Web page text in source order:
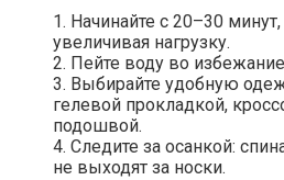
1. Начинайте с 20–30
увеличивая нагрузку.
2. Пейте воду во
3. Выбирайте удобную
гелевой прокладкой,
подошвой.
4. Следите за осанкой:
не выходят за носки.